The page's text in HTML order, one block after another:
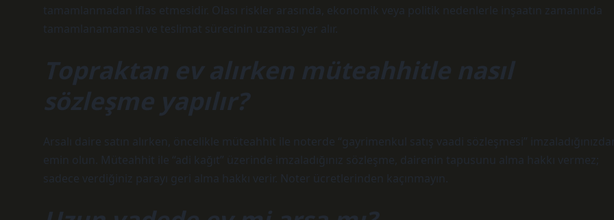
tamamlanmadan iflas etmesidir. Olası riskler arasında, ekonomik veya politik nedenlerle inşaatın zamanında
tamamlanamaması ve teslimat sürecinin uzaması yer alır.
Topraktan ev alırken müteahhitle nasıl
sözleşme yapılır?
Arsalı daire satın alırken, öncelikle müteahhit ile noterde “gayrimenkul satış vaadi sözleşmesi”
emin olun. Müteahhit ile “adi kağıt” üzerinde imzaladığınız sözleşme, dairenin tapusunu alma hakkı vermez;
sadece verdiğiniz parayı geri alma hakkı verir. Noter ücretlerinden kaçınmayın.